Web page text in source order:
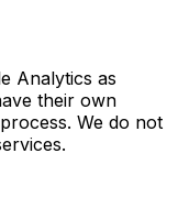
Analytics as
their own
We do not